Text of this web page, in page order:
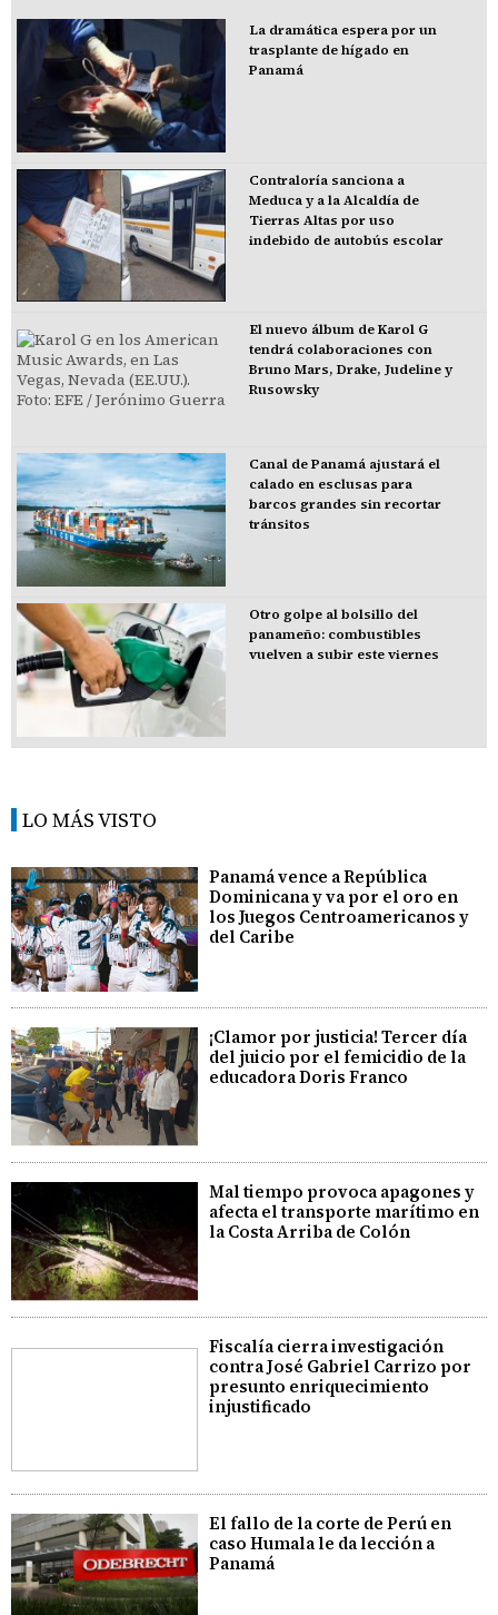
La dramática espera por un
trasplante de hígado en
Panamá
Contraloría sanciona a
Meduca y a la Alcaldía de
Tierras Altas por uso
indebido de autobús escolar
El nuevo álbum de Karol G
tendrá colaboraciones con
Bruno Mars, Drake, Judeline y
Rusowsky
Canal de Panamá ajustará el
calado en esclusas para
barcos grandes sin recortar
tránsitos
Otro golpe al bolsillo del
panameño: combustibles
vuelven a subir este viernes
LO MÁS VISTO
Panamá vence a República
Dominicana y va por el oro en
los Juegos Centroamericanos y
del Caribe
¡Clamor por justicia! Tercer día
del juicio por el femicidio de la
educadora Doris Franco
Mal tiempo provoca apagones y
afecta el transporte marítimo en
la Costa Arriba de Colón
Fiscalía cierra investigación
contra José Gabriel Carrizo por
presunto enriquecimiento
injustificado
El fallo de la corte de Perú en
caso Humala le da lección a
Panamá